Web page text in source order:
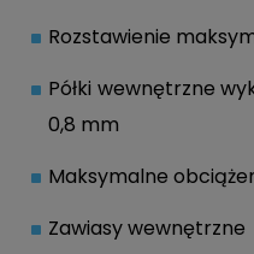
Rozstawienie
Półki wewnętrzne
0,8 mm
Maksymalne
Zawiasy wewnętrzne